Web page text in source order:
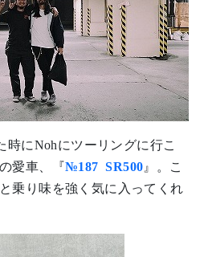
時にNohにツーリングに行こ
愛車、『№187 SR500 』。こ
乗り味を強く気に入ってくれ